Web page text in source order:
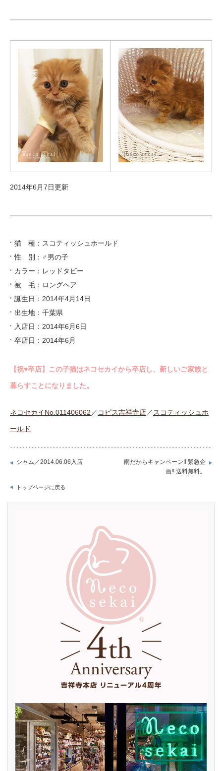
2014年6月7日更新
猫 種：スコティッシュホールド
性 別：♂男の子
カラー：レッドタビー
被 毛：ロングヘア
誕生日：2014年4月14日
出生地：千葉県
入店日：2014年6月6日
卒店日：2014年6月
【祝♥︎卒店】この子猫はネコセカイから卒店し、新しいご家族と
暮らすことになりました。
ネコセカイNo.011406062 ／ コピス吉祥寺店／ スコティッシュホ
ールド
シャム／2014.06.06入店
雨だからキャンペーン!! 緊急企
画!! 送料無料。
トップページに戻る